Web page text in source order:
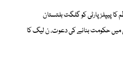
کا پیپلزپارٹی کو گلگت بلتستان
میں حکومت بنانے کی دعوت، ن لیگ کا